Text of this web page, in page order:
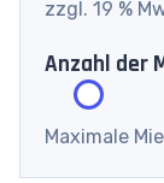
zzgl. 19 %
Anzahl der
Maximale